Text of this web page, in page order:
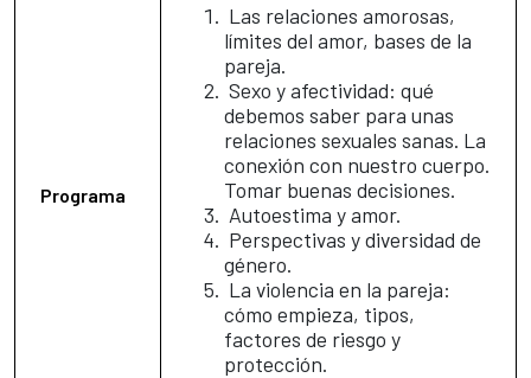
Programa
Las relaciones amorosas,
límites del amor, bases de la
pareja.
Sexo y afectividad: qué
debemos saber para unas
relaciones sexuales sanas. La
conexión con nuestro cuerpo.
Tomar buenas decisiones.
Autoestima y amor.
Perspectivas y diversidad de
género.
La violencia en la pareja:
cómo empieza, tipos,
factores de riesgo y
protección.